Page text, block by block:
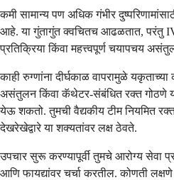
कमी सामान्य पण अधिक गंभीर
आहे. या गुंतागुंत क्वचितच आढळतात, परंतु
प्रतिक्रिया किंवा महत्त्वपूर्ण चयापचय
काही रुग्णांना दीर्घकाळ वापरामुळे
असंतुलन किंवा कॅथेटर-संबंधित रक्त गोठणे
येऊ शकतो. तुमची वैद्यकीय टीम नियमित
देखरेखेद्वारे या शक्यतांवर लक्ष ठेवते.
उपचार सुरू करण्यापूर्वी तुमचे आरोग्य सेवा
आणि फायद्यांवर चर्चा करतील. कोणती